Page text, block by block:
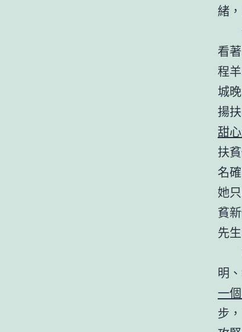
緒
作
看
程
城
揚
甜
扶
名
她
貧
先
對
明
一
步